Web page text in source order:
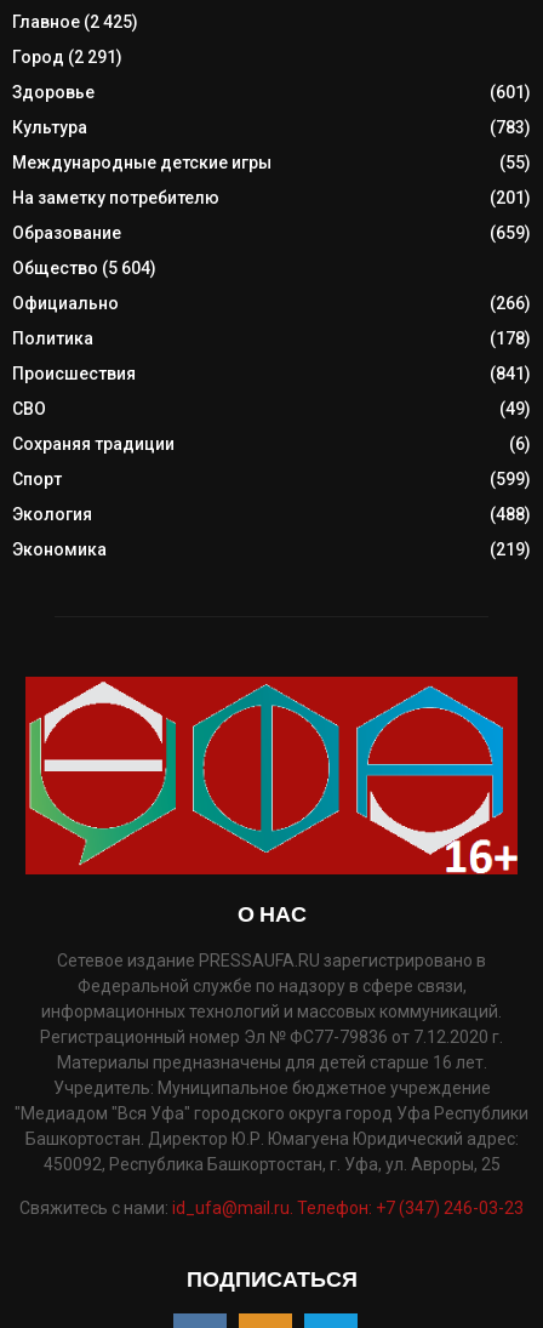
Главное (2 425)
Город (2 291)
Здоровье
(601)
Культура
(783)
Международные детские игры
(55)
На заметку потребителю
(201)
Образование
(659)
Общество (5 604)
Официально
(266)
Политика
(178)
Происшествия
(841)
СВО
(49)
Сохраняя традиции
(6)
Спорт
(599)
Экология
(488)
Экономика
(219)
О НАС
Сетевое издание PRESSAUFA.RU зарегистрировано в
Федеральной службе по надзору в сфере связи,
информационных технологий и массовых коммуникаций.
Регистрационный номер Эл № ФС77-79836 от 7.12.2020 г.
Материалы предназначены для детей старше 16 лет.
Учредитель: Муниципальное бюджетное учреждение
"Медиадом "Вся Уфа" городского округа город Уфа Республики
Башкортостан. Директор Ю.Р. Юмагуена Юридический адрес:
450092, Республика Башкортостан, г. Уфа, ул. Авроры, 25
Свяжитесь с нами: id_ufa@mail.ru. Телефон: +7 (347) 246-03-23
ПОДПИСАТЬСЯ